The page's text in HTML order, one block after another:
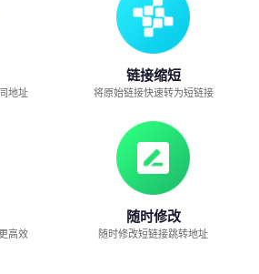
地址
链接缩短
将原始链接快速转为短链接
高效
随时修改
随时修改短链接跳转地址